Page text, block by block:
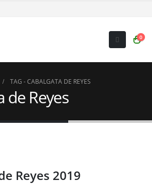
0
TAG -CABALGATA DE REYES
de Reyes
Reyes 2019